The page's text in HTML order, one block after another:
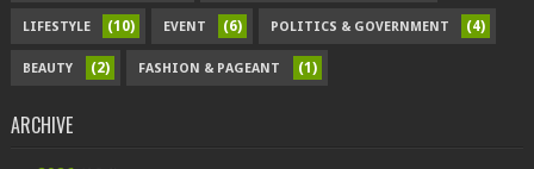
LIFESTYLE (10) EVENT (6) POLITICS & GOVERNMENT (4)
BEAUTY (2) FASHION & PAGEANT (1)
ARCHIVE